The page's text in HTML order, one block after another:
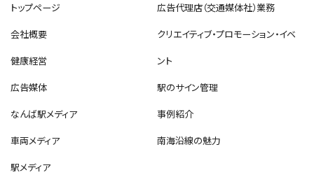
トップページ
会社概要
健康経営
広告媒体
なんば駅メディア
車両メディア
駅メディア
広告代理店（交通媒体社）業務
クリエイティブ・プロモーション・イベ
ント
駅のサイン管理
事例紹介
南海沿線の魅力